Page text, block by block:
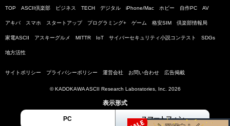
TOP ASCII倶楽部 ビジネス TECH デジタル iPhone/Mac ホビー 自作PC AV
アキバ スマホ スタートアップ プログラミング+ ゲーム 格安SIM 倶楽部情報局
家電ASCII アスキーグルメ MITTR IoT サイバーセキュリティ小説コンテスト SDGs
地方活性
サイトポリシー プライバシーポリシー 運営会社 お問い合わせ 広告掲載
© KADOKAWA ASCII Research Laboratories, Inc. 2026
表示形式
PC スマートフォン